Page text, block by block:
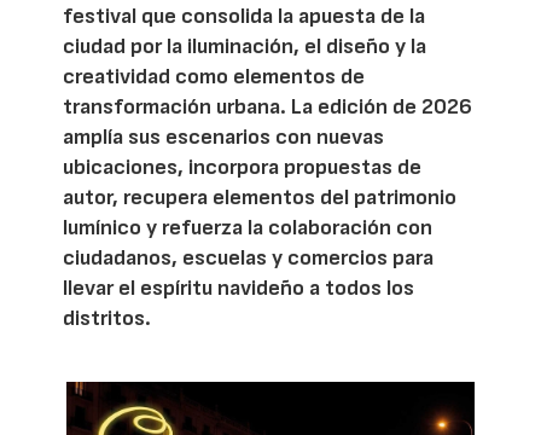
festival que consolida la apuesta de la
ciudad por la iluminación, el diseño y la
creatividad como elementos de
transformación urbana. La edición de 2026
amplía sus escenarios con nuevas
ubicaciones, incorpora propuestas de
autor, recupera elementos del patrimonio
lumínico y refuerza la colaboración con
ciudadanos, escuelas y comercios para
llevar el espíritu navideño a todos los
distritos.